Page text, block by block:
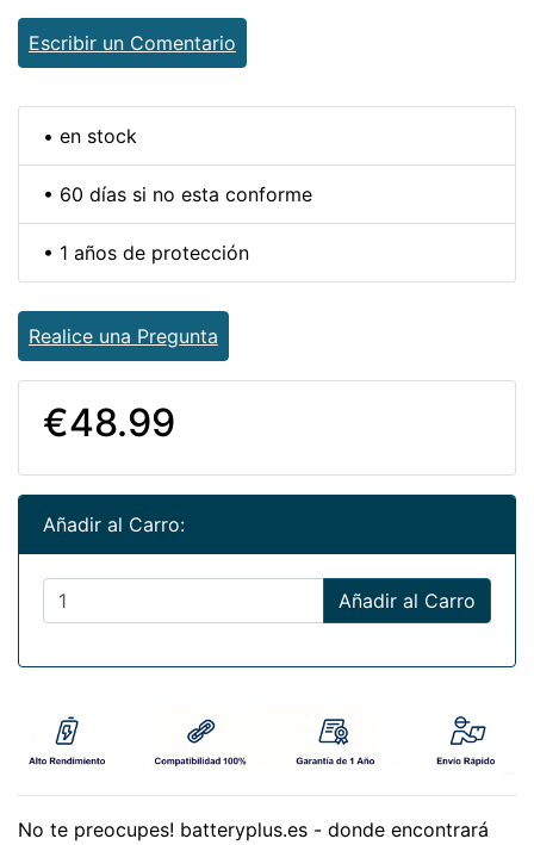
Escribir un Comentario
• en stock
• 60 días si no esta conforme
• 1 años de protección
Realice una Pregunta
€48.99
Añadir al Carro:
Añadir al Carro
No te preocupes! batteryplus.es - donde encontrará